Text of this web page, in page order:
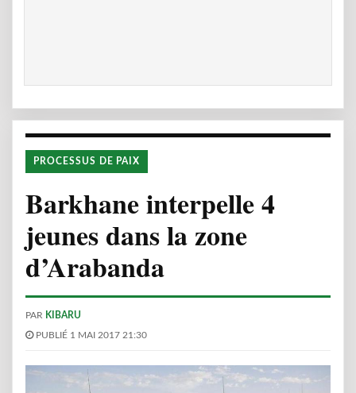
PROCESSUS DE PAIX
Barkhane interpelle 4
jeunes dans la zone
d’Arabanda
PAR KIBARU
PUBLIÉ 1 MAI 2017 21:30